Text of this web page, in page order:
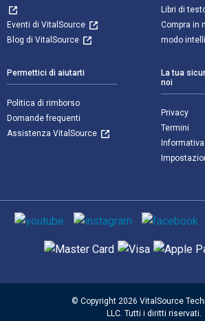
Eventi di VitalSource
Blog di VitalSource
Libri di
Compra in
modo
Permettici di aiutarti
Politica di rimborso
Domande frequenti
Assistenza VitalSource
La tua
noi
Privacy
Termini
Mezzi sociali
Metodi di pagamento supportati
© Copyright 2026 VitalSource
LLC. Tutti i diritti riservati.